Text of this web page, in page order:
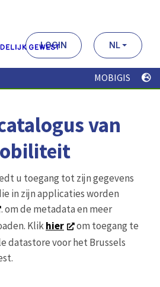
LOGIN NL
MOBIGIS
van
u toegang tot zijn gegevens
in zijn applicaties worden
. om de metadata en meer
Klikhier
om toegang te
datastore voor het Brussels